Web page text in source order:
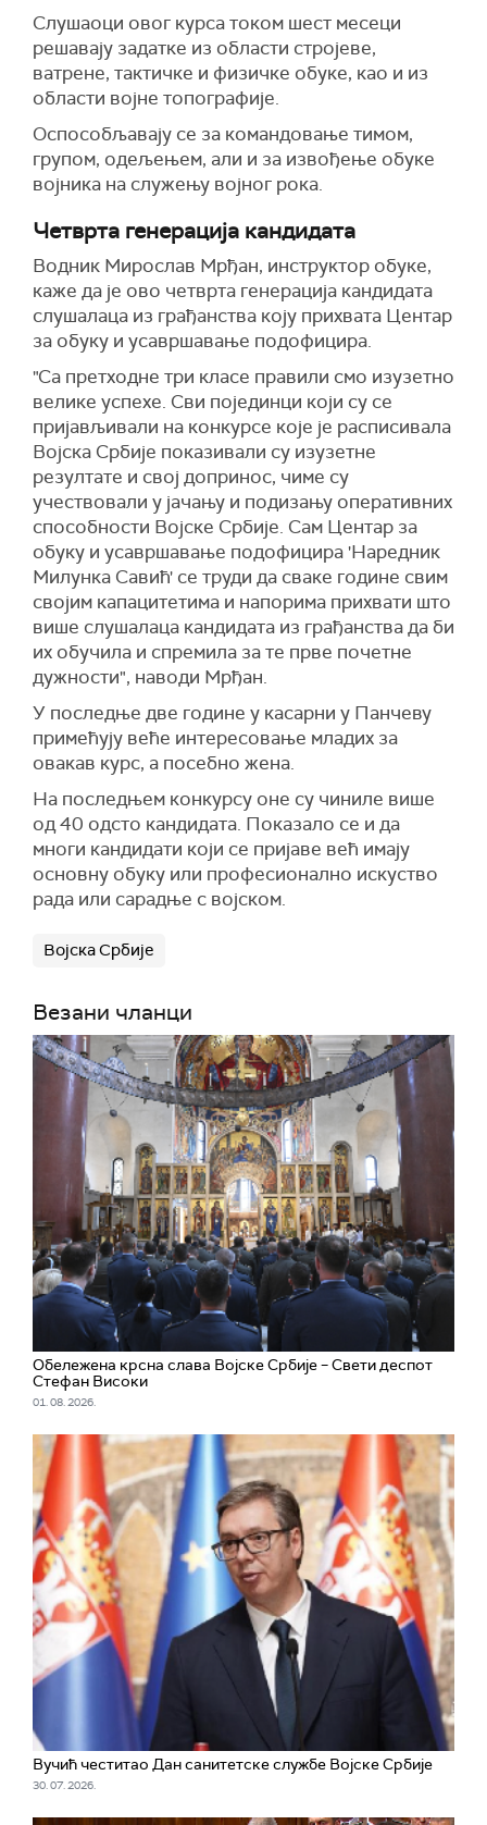
Слушаоци овог курса током шест месеци
решавају задатке из области стројеве,
ватрене, тактичке и физичке обуке, као и из
области војне топографије.
Оспособљавају се за командовање тимом,
групом, одељењем, али и за извођење обуке
војника на служењу војног рока.
Четврта генерација кандидата
Водник Мирослав Мрђан, инструктор обуке,
каже да је ово четврта генерација кандидата
слушалаца из грађанства коју прихвата Центар
за обуку и усавршавање подофицира.
"Са претходне три класе правили смо изузетно
велике успехе. Сви појединци који су се
пријављивали на конкурсе које је расписивала
Војска Србије показивали су изузетне
резултате и свој допринос, чиме су
учествовали у јачању и подизању оперативних
способности Војске Србије. Сам Центар за
обуку и усавршавање подофицира 'Наредник
Милунка Савић' се труди да сваке године свим
својим капацитетима и напорима прихвати што
више слушалаца кандидата из грађанства да би
их обучила и спремила за те прве почетне
дужности", наводи Мрђан.
У последње две године у касарни у Панчеву
примећују веће интересовање младих за
овакав курс, а посебно жена.
На последњем конкурсу оне су чиниле више
од 40 одсто кандидата. Показало се и да
многи кандидати који се пријаве већ имају
основну обуку или професионално искуство
рада или сарадње с војском.
Војска Србије
Везани чланци
Обележена крсна слава Војске Србије – Свети деспот
Стефан Високи
01. 08. 2026.
Вучић честитао Дан санитетске службе Војске Србије
30. 07. 2026.